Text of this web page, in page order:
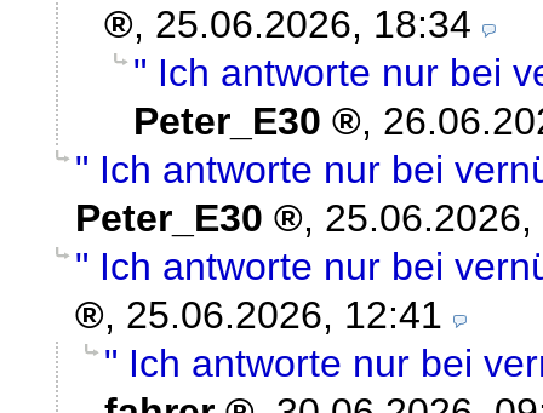
, 25.06.2026, 18:34
" Ich antworte nur bei
Peter_E30
,
" Ich antworte nur bei
Peter_E30
, 25.06.2026,
" Ich antworte nur bei
, 25.06.2026, 12:41
" Ich antworte nur bei